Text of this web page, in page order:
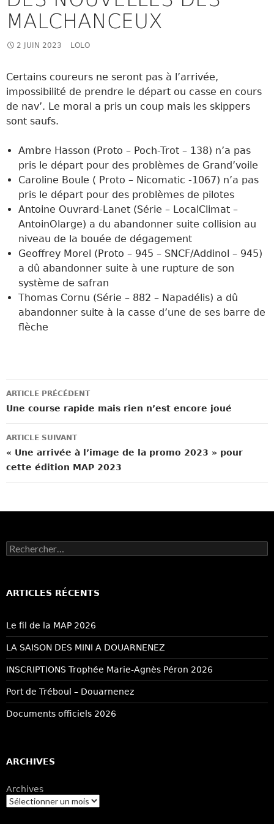
MALCHANCEUX
2 JUIN 2023 LOLO
Certains coureurs ne seront pas à l’arrivée,
impossibilité de prendre le départ ou casse en cours
de nav’. Le moral a pris un coup mais les skippers
sont saufs.
Ambre Hasson (Proto – Poch-Trot – 138) n’a pas
pris le départ pour des problèmes de Grand’voile
Caroline Boule ( Proto – Nicomatic -1067) n’a pas
pris le départ pour des problèmes de pilotes
Antoine Ouvrard-Lanet (Série – LocalClimat –
AntoinOlarge) a du abandonner suite collision au
niveau de la bouée de dégagement
Geoffrey Morel (Proto – 945 – SNCF/Addinol – 945)
a dû abandonner suite à une rupture de son
système de safran
Thomas Cornu (Série – 882 – Napadélis) a dû
abandonner suite à la casse d’une de ses barre de
flèche
Navigation
des
articles
ARTICLE PRÉCÉDENT
Une course rapide mais rien n’est encore joué
ARTICLE SUIVANT
« Une arrivée à l’image de la promo 2023 » pour
cette édition MAP 2023
Rechercher :
ARTICLES RÉCENTS
Le fil de la MAP 2026
LA SAISON DES MINI A DOUARNENEZ
INSCRIPTIONS Trophée Marie-Agnès Péron 2026
Port de Tréboul – Douarnenez
Documents officiels 2026
ARCHIVES
Archives